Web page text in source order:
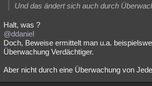
Und das ändert sich auch durch
Halt, was ?
@ddaniel
Doch, Beweise ermittelt man u.a.
Überwachung Verdächtiger.
Aber nicht durch eine Überwachung von